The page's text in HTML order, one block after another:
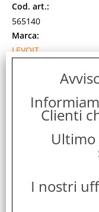
Cod. art.:
565140
Marca:
LEVOIT
0810123670970
Cod. Produttore:
Purificatore aria
Disponibilità:
Clienti
I nostri